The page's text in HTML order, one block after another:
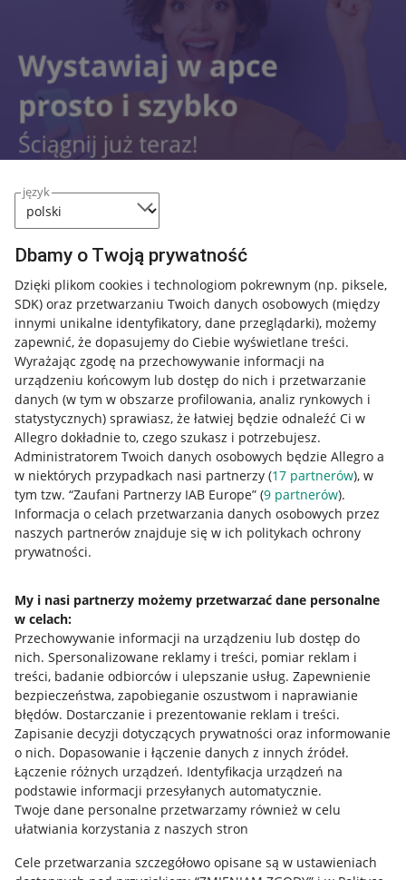
język
Dbamy o Twoją prywatność
Dzięki plikom cookies i technologiom pokrewnym (np. piksele,
SDK) oraz przetwarzaniu Twoich danych osobowych (między
innymi unikalne identyfikatory, dane przeglądarki), możemy
zapewnić, że dopasujemy do Ciebie wyświetlane treści.
Wyrażając zgodę na przechowywanie informacji na
urządzeniu końcowym lub dostęp do nich i przetwarzanie
danych (w tym w obszarze profilowania, analiz rynkowych i
statystycznych) sprawiasz, że łatwiej będzie odnaleźć Ci w
Allegro dokładnie to, czego szukasz i potrzebujesz.
Administratorem Twoich danych osobowych będzie Allegro a
w niektórych przypadkach nasi partnerzy (17 partnerów), w
tym tzw. “Zaufani Partnerzy IAB Europe” (9 partnerów).
Informacja o celach przetwarzania danych osobowych przez
naszych partnerów znajduje się w ich politykach ochrony
prywatności.
My i nasi partnerzy możemy przetwarzać dane personalne
w celach:
Przechowywanie informacji na urządzeniu lub dostęp do
nich. Spersonalizowane reklamy i treści, pomiar reklam i
treści, badanie odbiorców i ulepszanie usług. Zapewnienie
bezpieczeństwa, zapobieganie oszustwom i naprawianie
błędów. Dostarczanie i prezentowanie reklam i treści.
Zapisanie decyzji dotyczących prywatności oraz informowanie
o nich. Dopasowanie i łączenie danych z innych źródeł.
Łączenie różnych urządzeń. Identyfikacja urządzeń na
podstawie informacji przesyłanych automatycznie.
Twoje dane personalne przetwarzamy również w celu
ułatwiania korzystania z naszych stron
Cele przetwarzania szczegółowo opisane są w ustawieniach
Nawigacja
Przydatne informacje
Jak to działa
Napisz do nas
Allegro Gadane dla sprzedających
Allegro Gadane dla kupujących
Mapa miejscowości
Informacje prawne
Regulamin
Ustawienia plików "cookies"
Udostępnianie lokalizacji
Informacje dla Aktu o Usługach Cyfrowych
Pobierz aplikację